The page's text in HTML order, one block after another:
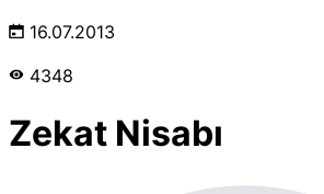
16.07.2013
4348
Zekat Nisabı